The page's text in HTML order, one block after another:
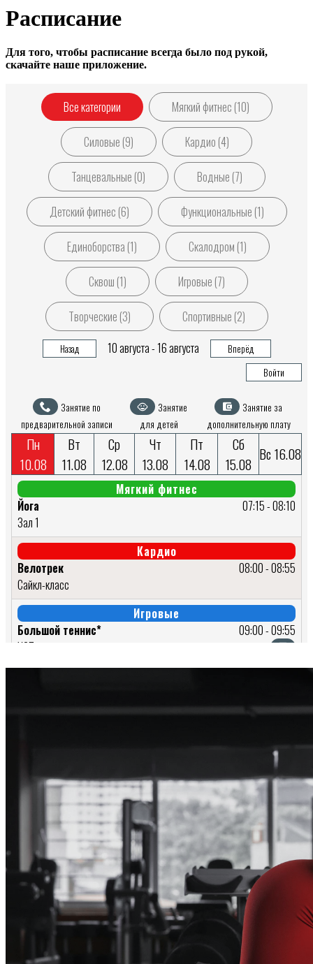
Расписание
Для того, чтобы расписание всегда было под рукой,
скачайте наше приложение.